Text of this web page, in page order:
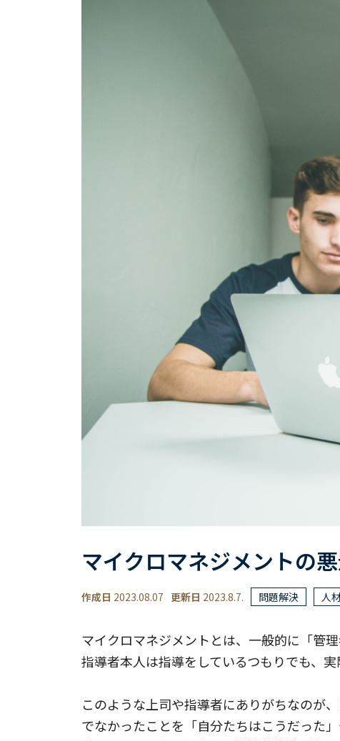
マイクロマネジメントの
作成日 2023.08.07 更新日 2023.8.7. 問題解決 人
マイクロマネジメントとは、一般的に「管
指導者本人は指導をしているつもりでも、
このような上司や指導者にありがちなのが
でなかったことを「自分たちはこうだった